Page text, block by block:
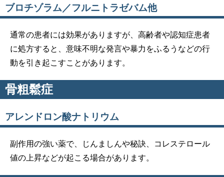
ブロチゾラム／フルニトラゼバム他
通常の患者には効果がありますが、高齢者や認知症患者
に処方すると、意味不明な発言や暴力をふるうなどの行
動を引き起こすことがあります。
骨粗鬆症
アレンドロン酸ナトリウム
副作用の強い薬で、じんましんや秘訣、コレステロール
値の上昇などが起こる場合があります。